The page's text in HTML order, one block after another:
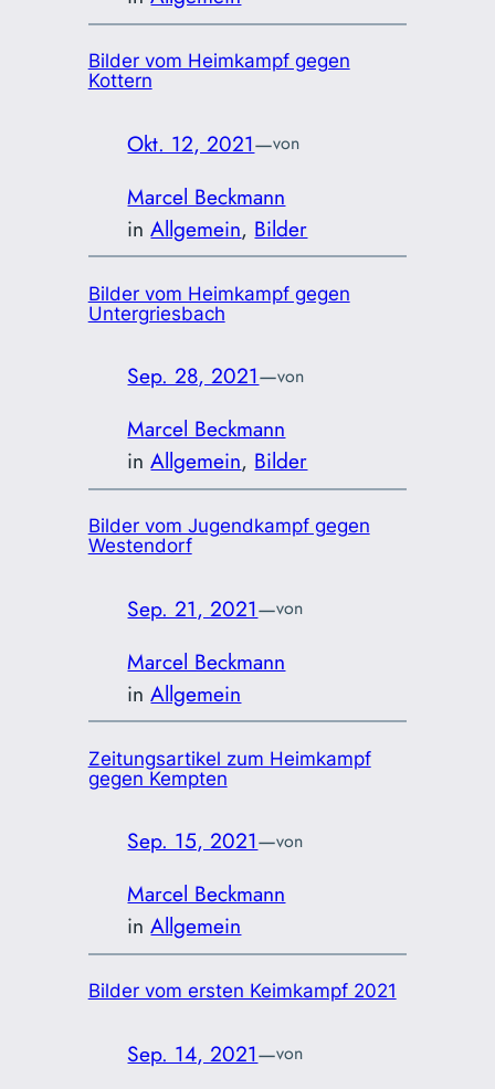
Bilder vom Heimkampf gegen
Kottern
Okt. 12, 2021—von
Marcel Beckmann
inAllgemein, Bilder
Bilder vom Heimkampf gegen
Untergriesbach
Sep. 28, 2021—von
Marcel Beckmann
inAllgemein, Bilder
Bilder vom Jugendkampf gegen
Westendorf
Sep. 21, 2021—von
Marcel Beckmann
inAllgemein
Zeitungsartikel zum Heimkampf
gegen Kempten
Sep. 15, 2021—von
Marcel Beckmann
inAllgemein
Bilder vom ersten Keimkampf 2021
Sep. 14, 2021—von